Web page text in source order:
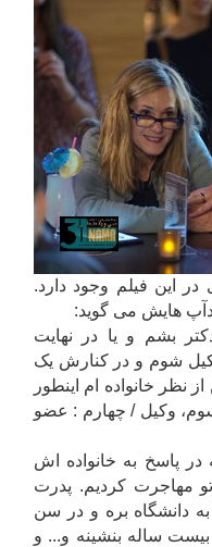
این فیلم وجود دارد.
هایش می گوید:
بشم و یا در نهایت
شوم و در کنارش یک
نظر خانواده ام اینطور
وکیل / چهارم : عضو
پاسخ به خانواده اش
مهاجرت کردیم. پدرت
به دانشگاه بره و در سن
ساله بنشینه و... و